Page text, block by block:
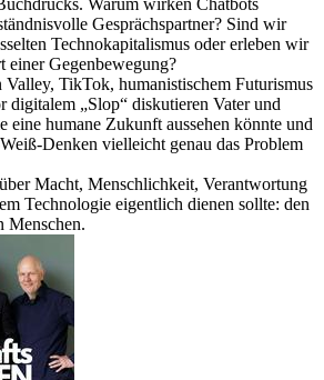
Warum wirken Chatbots
Gesprächspartner? Sind wir
Technokapitalismus oder erleben wir
einer Gegenbewegung?
TikTok, humanistischem Futurismus
digitalem „Slop“ diskutieren Vater und
eine humane Zukunft aussehen könnte und
Denken vielleicht genau das Problem
Macht, Menschlichkeit, Verantwortung
Technologie eigentlich dienen sollte: den
Menschen.